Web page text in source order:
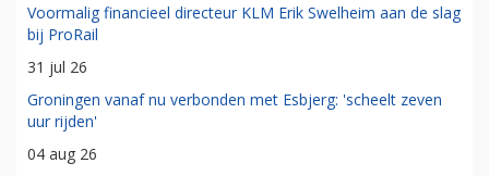
Voormalig financieel directeur KLM Erik Swelheim aan de slag
bij ProRail
31 jul 26
Groningen vanaf nu verbonden met Esbjerg: 'scheelt zeven
uur rijden'
04 aug 26